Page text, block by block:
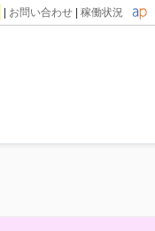
お問い合わせ 稼働状況